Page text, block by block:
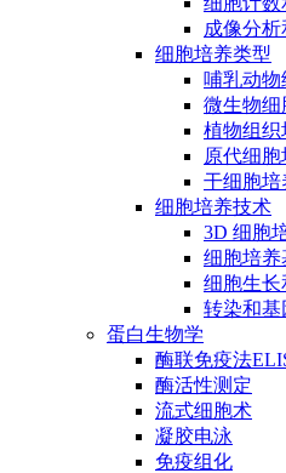
成像分
细胞培养类型
哺乳动
微生物细
植物组织
原代细胞
干细胞培
细胞培养技术
3D 细胞
细胞培养
细胞生长
转染和基
蛋白生物学
酶联免疫法
酶活性测定
流式细胞术
凝胶电泳
免疫组化